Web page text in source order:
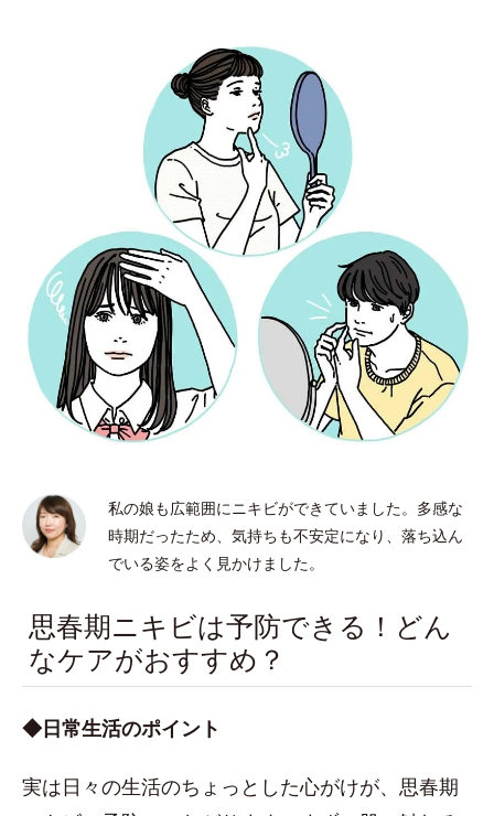
私の娘も広範囲にニキビができていました。多感な
時期だったため、気持ちも不安定になり、落ち込ん
でいる姿をよく見かけました。
思春期ニキビは予防できる！どん
なケアがおすすめ？
◆日常生活のポイント
実は日々の生活のちょっとした心がけが、思春期